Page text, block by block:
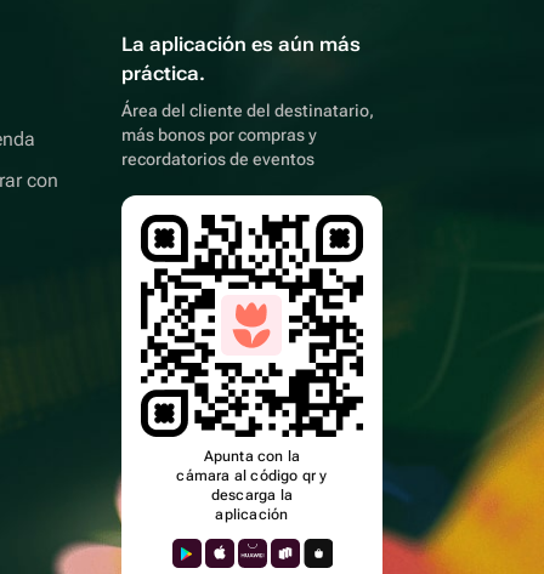
con
La aplicación es aún más
práctica.
Área del cliente del destinatario,
más bonos por compras y
recordatorios de eventos
Apunta con la
cámara al código qr y
descarga la
aplicación